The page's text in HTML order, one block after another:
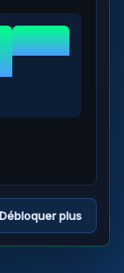
Débloquer plus